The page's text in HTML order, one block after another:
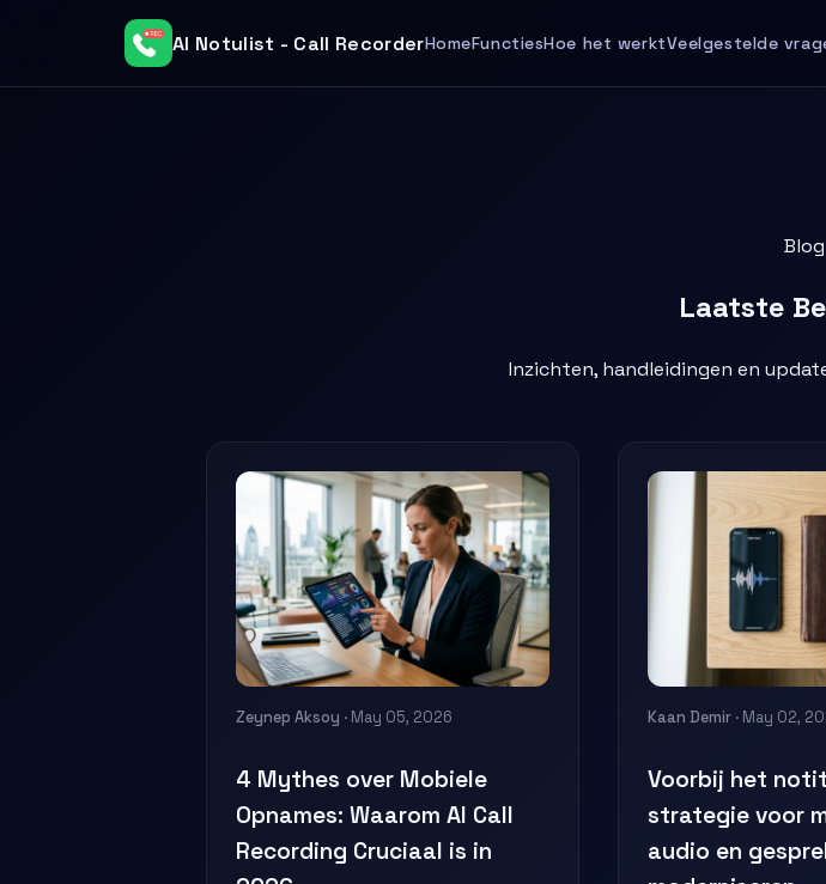
AI Notulist - Call RecorderHomeFunctiesHoe het werktVeelgestelde
Blog
Laatste
Inzichten, handleidingen en
Zeynep Aksoy · May 05, 2026
4 Mythes over Mobiele
Opnames: Waarom AI Call
Recording Cruciaal is in
Kaan Demir · May 02,
Voorbij het
strategie voor
audio en